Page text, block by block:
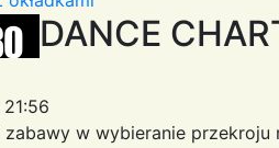
DANCE
w wybieranie